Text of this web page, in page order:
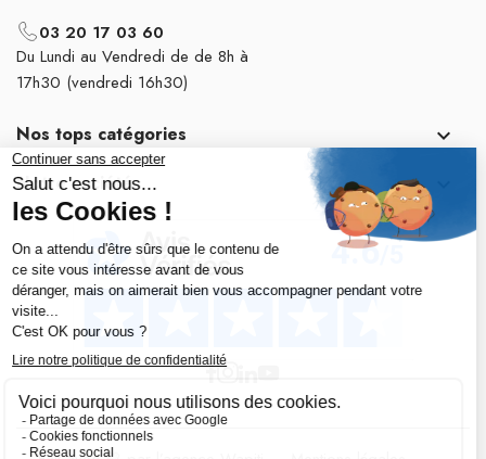
03 20 17 03 60
Du Lundi au Vendredi de de 8h à
17h30 (vendredi 16h30)
Nos tops catégories 
Notre société